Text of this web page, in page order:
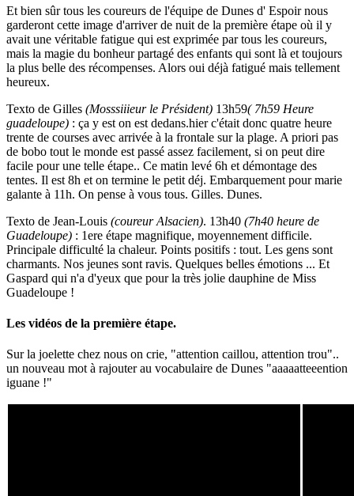
Et bien sûr tous les coureurs de l'équipe de Dunes d' Espoir nous
garderont cette image d'arriver de nuit de la première étape où il y
avait une véritable fatigue qui est exprimée par tous les coureurs,
mais la magie du bonheur partagé des enfants qui sont là et toujours
la plus belle des récompenses. Alors oui déjà fatigué mais tellement
heureux.
Texto de Gilles (Mosssiiieur le Président) 13h59( 7h59 Heure
guadeloupe) : ça y est on est dedans.hier c'était donc quatre heure
trente de courses avec arrivée à la frontale sur la plage. A priori pas
de bobo tout le monde est passé assez facilement, si on peut dire
facile pour une telle étape.. Ce matin levé 6h et démontage des
tentes. Il est 8h et on termine le petit déj. Embarquement pour marie
galante à 11h. On pense à vous tous. Gilles. Dunes.
Texto de Jean-Louis (coureur Alsacien). 13h40 (7h40 heure de
Guadeloupe) : 1ere étape magnifique, moyennement difficile.
Principale difficulté la chaleur. Points positifs : tout. Les gens sont
charmants. Nos jeunes sont ravis. Quelques belles émotions ... Et
Gaspard qui n'a d'yeux que pour la très jolie dauphine de Miss
Guadeloupe !
Les vidéos de la première étape.
Sur la joelette chez nous on crie, "attention caillou, attention trou"..
un nouveau mot à rajouter au vocabulaire de Dunes "aaaaatteeention
iguane !"